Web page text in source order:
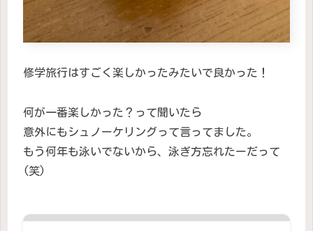
修学旅行はすごく楽しかったみたいで良かった！
何が一番楽しかった？って聞いたら
意外にもシュノーケリングって言ってました。
もう何年も泳いでないから、泳ぎ方忘れたーだって
(笑)